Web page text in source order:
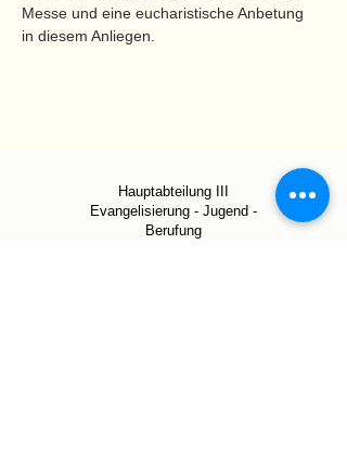
Messe und eine eucharistische Anbetung
in diesem Anliegen.
Hauptabteilung III
Evangelisierung - Jugend -
Berufung